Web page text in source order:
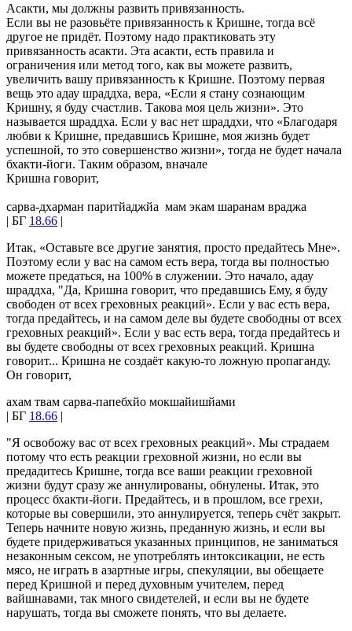
Асакти, мы должны развить привязанность.
Если вы не разовьёте привязанность к Кришне, тогда всё
другое не придёт. Поэтому надо практиковать эту
привязанность асакти. Эта асакти, есть правила и
ограничения или метод того, как вы можете развить,
увеличить вашу привязанность к Кришне. Поэтому первая
вещь это адау шраддха, вера, «Если я стану сознающим
Кришну, я буду счастлив. Такова моя цель жизни». Это
называется шраддха. Если у вас нет шраддхи, что «Благодаря
любви к Кришне, предавшись Кришне, моя жизнь будет
успешной, то это совершенство жизни», тогда не будет начала
бхакти-йоги. Таким образом, вначале
Кришна говорит,
сарва-дхарман паритйаджйа мам экам шаранам враджа
| БГ 18.66 |
Итак, «Оставьте все другие занятия, просто предайтесь Мне».
Поэтому если у вас на самом есть вера, тогда вы полностью
можете предаться, на 100% в служении. Это начало, адау
шраддха, "Да, Кришна говорит, что предавшись Ему, я буду
свободен от всех греховных реакций». Если у вас есть вера,
тогда предайтесь, и на самом деле вы будете свободны от всех
греховных реакций». Если у вас есть вера, тогда предайтесь и
вы будете свободны от всех греховных реакций. Кришна
говорит... Кришна не создаёт какую-то ложную пропаганду.
Он говорит,
ахам твам сарва-папебхйо мокшайишйами
| БГ 18.66 |
"Я освобожу вас от всех греховных реакций». Мы страдаем
потому что есть реакции греховной жизни, но если вы
предадитесь Кришне, тогда все ваши реакции греховной
жизни будут сразу же аннулированы, обнулены. Итак, это
процесс бхакти-йоги. Предайтесь, и в прошлом, все грехи,
которые вы совершили, это аннулируется, теперь счёт закрыт.
Теперь начните новую жизнь, преданную жизнь, и если вы
будете придерживаться указанных принципов, не заниматься
незаконным сексом, не употреблять интоксикации, не есть
мясо, не играть в азартные игры, спекуляции, вы обещаете
перед Кришной и перед духовным учителем, перед
вайшнавами, так много свидетелей, и если вы не будете
нарушать, тогда вы сможете понять, что вы делаете.